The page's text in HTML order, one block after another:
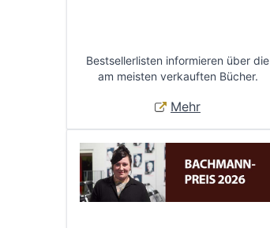
Bestsellerlisten informieren über die
am meisten verkauften Bücher.
Mehr